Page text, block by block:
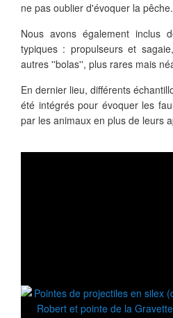
ne pas oublier d'évoquer la pêche.
Nous avons également inclus
typiques : propulseurs et
autres ''bolas'', plus rares mais
En dernier lieu, différents
été intégrés pour évoquer les
par les animaux en plus de leurs